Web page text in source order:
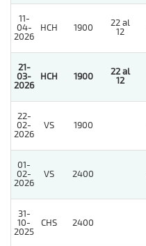
11-
04-
2026
HCH 1900
22 al
12
21-
03-
2026
HCH 1900
22 al
12
22-
02-
2026
VS 1900
01-
02-
2026
VS 2400
31-
10-
2025
CHS 2400